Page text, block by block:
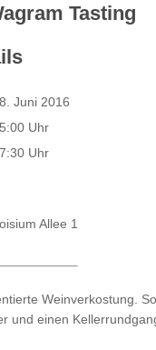
Tasting
Juni 2016
Uhr
Uhr
Allee 1
Weinverkostung.
und einen